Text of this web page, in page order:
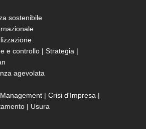
sostenibile
e controllo | Strategia |
agevolata
| Crisi d'Impresa |
| Usura